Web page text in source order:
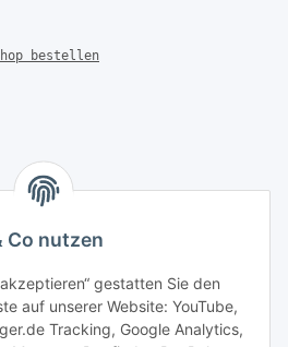
Co nutzen
gestatten Sie den
auf unserer Website: YouTube,
Tracking, Google Analytics,
bestellen